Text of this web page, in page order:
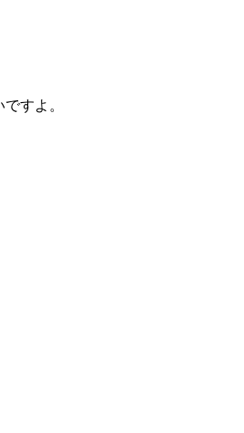
すよ。